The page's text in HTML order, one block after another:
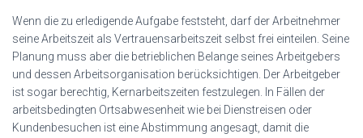
Wenn die zu erledigende Aufgabe feststeht, darf der Arbeitnehmer
seine Arbeitszeit als Vertrauensarbeitszeit selbst frei einteilen. Seine
Planung muss aber die betrieblichen Belange seines Arbeitgebers
und dessen Arbeitsorganisation berücksichtigen. Der Arbeitgeber
ist sogar berechtig, Kernarbeitszeiten festzulegen. In Fällen der
arbeitsbedingten Ortsabwesenheit wie bei Dienstreisen oder
Kundenbesuchen ist eine Abstimmung angesagt, damit die